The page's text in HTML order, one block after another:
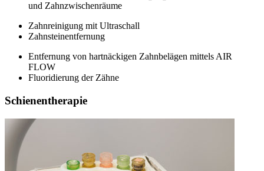
und Zahnzwischenräume
Zahnreinigung mit Ultraschall
Zahnsteinentfernung
Entfernung von hartnäckigen Zahnbelägen mittels AIR
FLOW
Fluoridierung der Zähne
Schienentherapie